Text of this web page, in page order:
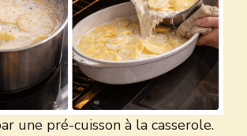
une pré-cuisson à la casserole.